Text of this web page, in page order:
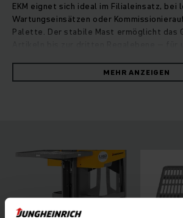
EKM eignet sich ideal im Filialeinsatz, bei
Wartungseinsätzen oder
Palette. Der stabile Mast ermöglicht das
Abmessungen und geringer Standhöhe
problemlos durch enge Filialgänge und
kann. Der großzügig gestaltete
Fahrer sowohl während der Fahrt als auch
Stehen eine angenehme Standposition
Sicht in Fahrtrichtung. Ergonomisch
Bedienelemente machen gleichzeitiges
möglich, was das Arbeiten mit dem EKM
MEHR ANZEIGEN